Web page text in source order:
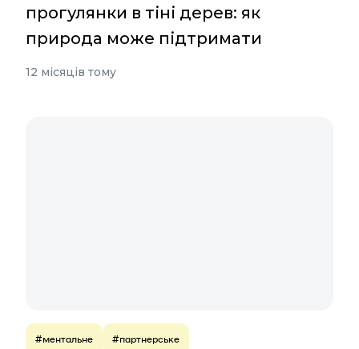
прогулянки в тіні дерев: як
природа може підтримати
12 місяців тому
#ментальне #партнерське